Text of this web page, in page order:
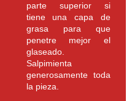
parte superior si
tiene una capa de
grasa para que
penetre mejor el
glaseado.
Salpimienta
generosamente toda
la pieza.